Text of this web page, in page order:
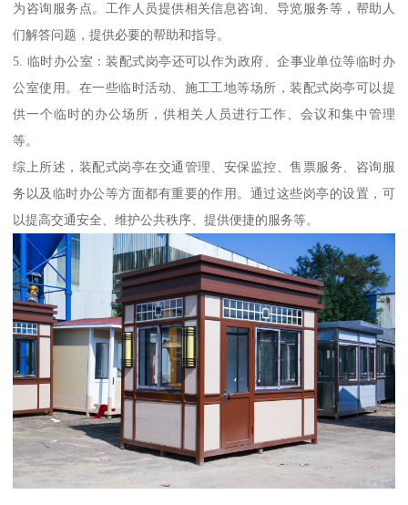
为咨询服务点。工作人员提供相关信息咨询、导览服务等，帮助人
们解答问题，提供必要的帮助和指导。
5. 临时办公室：装配式岗亭还可以作为政府、企事业单位等临时办
公室使用。在一些临时活动、施工工地等场所，装配式岗亭可以提
供一个临时的办公场所，供相关人员进行工作、会议和集中管理
等。
综上所述，装配式岗亭在交通管理、安保监控、售票服务、咨询服
务以及临时办公等方面都有重要的作用。通过这些岗亭的设置，可
以提高交通安全、维护公共秩序、提供便捷的服务等。